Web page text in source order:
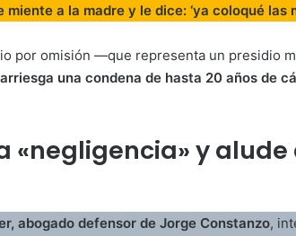
a la madre y le dice: ‘ya coloqué las
por omisión —que representa un presidio
una condena de hasta 20 años de
«negligencia» y alude
abogado defensor de Jorge Constanzo,